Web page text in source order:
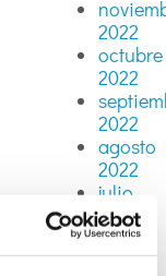
2022
octubre
2022
2022
agosto
2022
julio
2022
junio
2022